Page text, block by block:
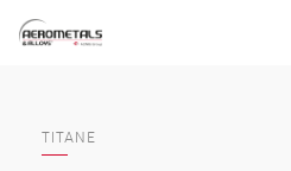
Skip
TITANE